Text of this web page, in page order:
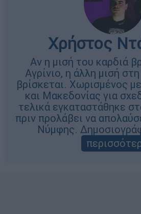
Χρήστος
Αν η μισή του καρδιά
Αγρίνιο, η άλλη μισή
βρίσκεται. Χωρισμένος
και Μακεδονίας για
τελικά εγκαταστάθηκε
πριν προλάβει να
Νύμφης.